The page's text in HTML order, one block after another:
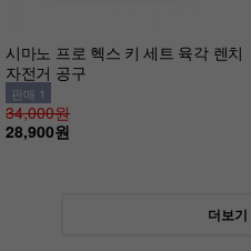
시마노 프로 헥스 키 세트 육각 렌치
자전거 공구
판매 1
34,000원
28,900원
더보기